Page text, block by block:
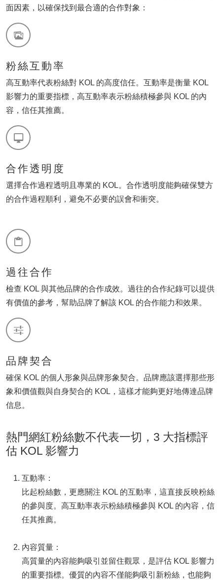
面因素，以確保找到最合適的合作對象：
粉絲互動率
高互動率代表粉絲對 KOL 的高度信任。互動率是衡量 KOL
影響力的重要指標，高互動率表示粉絲積極參與 KOL 的內
容，信任其推薦。
合作透明度
選擇合作過程透明且專業的 KOL。合作透明度能夠確保雙方
的合作過程順利，避免不必要的誤會和衝突。
過往合作
檢查 KOL 與其他品牌的合作成效。過往的合作紀錄可以提供
有價值的參考，幫助品牌了解該 KOL 的合作能力和效果。
品牌契合
確保 KOL 的個人形象與品牌形象契合。品牌應該選擇那些形
象和價值觀與自身契合的 KOL，這樣才能夠更好地傳達品牌
信息。
熱門網紅粉絲數不代表一切，3 大指標評
估 KOL 影響力
互動率：
比起粉絲數，更應關注 KOL 的互動率，這直接反映粉絲
的參與度。高互動率表示粉絲積極參與 KOL 的內容，信
任其推薦。
內容質量：
高質量的內容能夠吸引並留住觀眾，是評估 KOL 影響力
的重要指標。優質的內容不僅能夠吸引新粉絲，也能夠